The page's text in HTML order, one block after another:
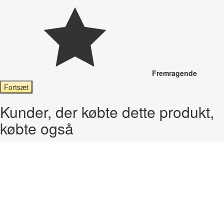
Fremragende
Fortsæt
Kunder, der købte dette produkt,
købte også